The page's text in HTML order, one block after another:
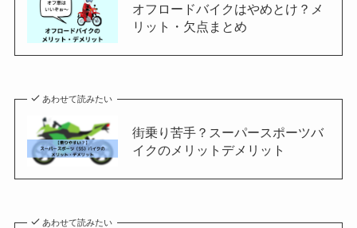
オフロードバイクはやめとけ？メ
リット・欠点まとめ
あわせて読みたい
街乗り苦手？スーパースポーツバ
イクのメリットデメリット
あわせて読みたい